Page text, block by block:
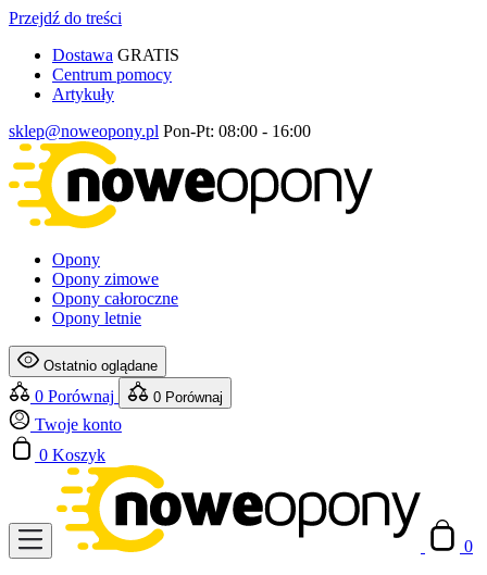
Przejdź do treści
Dostawa GRATIS
Centrum pomocy
Artykuły
sklep@noweopony.pl Pon-Pt: 08:00 - 16:00
Opony
Opony zimowe
Opony całoroczne
Opony letnie
Ostatnio oglądane
0 Porównaj 0 Porównaj
Twoje konto
0 Koszyk
0